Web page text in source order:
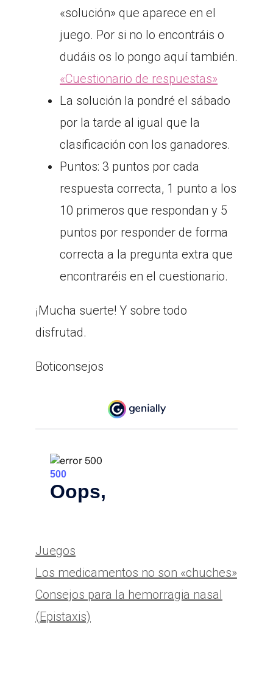
«solución» que aparece en el
juego. Por si no lo encontráis o
dudáis os lo pongo aquí también.
«Cuestionario de respuestas»
La solución la pondré el sábado
por la tarde al igual que la
clasificación con los ganadores.
Puntos: 3 puntos por cada
respuesta correcta, 1 punto a los
10 primeros que respondan y 5
puntos por responder de forma
correcta a la pregunta extra que
encontraréis en el cuestionario.
¡Mucha suerte! Y sobre todo
disfrutad.
Boticonsejos
Categorías
Juegos
Los medicamentos no son «chuches»
Consejos para la hemorragia nasal
(Epistaxis)